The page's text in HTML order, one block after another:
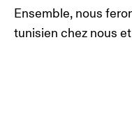
Ensemble, nous
tunisien chez nous